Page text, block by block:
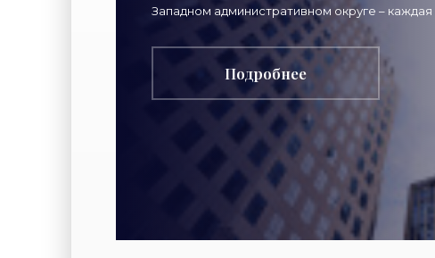
Западном административном округе –
рейтинг Восточный округ -
Подробнее